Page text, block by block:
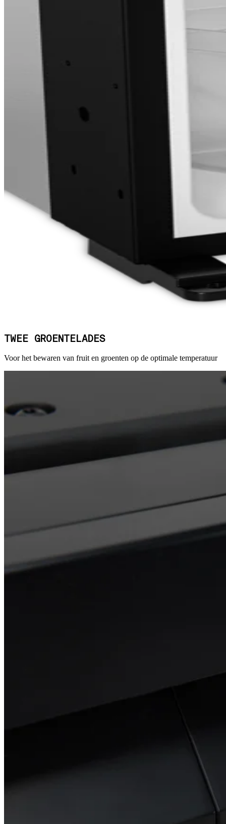
TWEE GROENTELADES
Voor het bewaren van fruit en groenten op de optimale temperatuur